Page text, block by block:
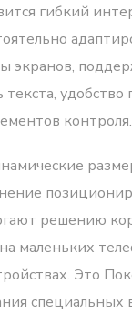
гибкий
экранов,
контроля.
решению
маленьких
Это
специальных